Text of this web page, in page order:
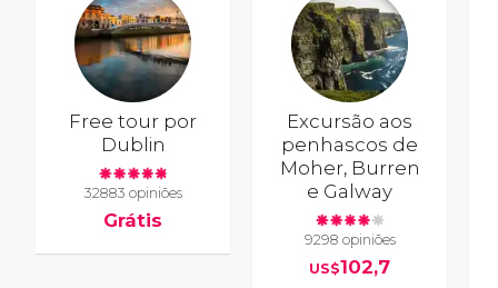
Free tour por
Dublin
32883 opiniões
Grátis
Excursão aos
penhascos de
Moher, Burren
e Galway
9298 opiniões
US$102,7